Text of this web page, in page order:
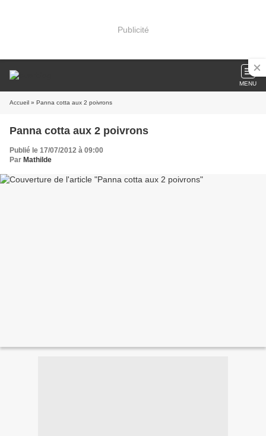
Publicité
MENU
Accueil » Panna cotta aux 2 poivrons
Panna cotta aux 2 poivrons
Publié le 17/07/2012 à 09:00
Par Mathilde